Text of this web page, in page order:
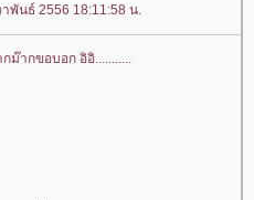
พันธ์ 2556 18:11:58 น.
ากขอบอก อิอิ...........